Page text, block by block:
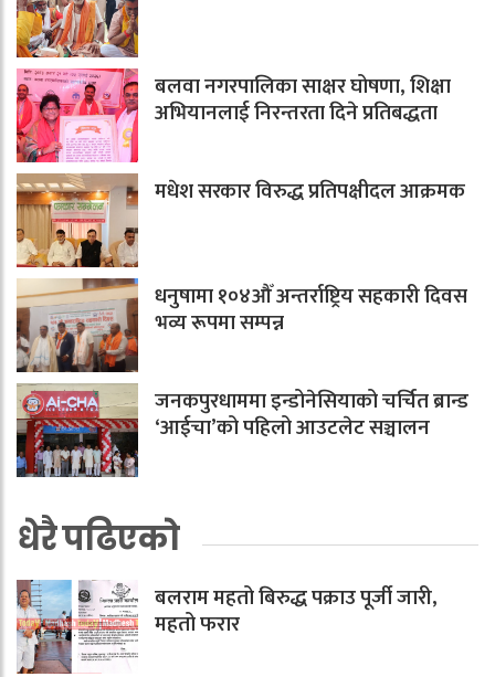
बलवा नगरपालिका साक्षर घोषणा, शिक्षा
अभियानलाई निरन्तरता दिने प्रतिबद्धता
मधेश सरकार विरुद्ध प्रतिपक्षीदल आक्रमक
धनुषामा १०४औँ अन्तर्राष्ट्रिय सहकारी दिवस
भव्य रूपमा सम्पन्न
जनकपुरधाममा इन्डोनेसियाको चर्चित ब्रान्ड
‘आईचा’को पहिलो आउटलेट सञ्चालन
धेरै पढिएको
बलराम महतो बिरुद्ध पक्राउ पूर्जी जारी,
महतो फरार